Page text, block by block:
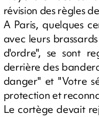
révision des règles
A Paris, quelques
avec leurs
d'ordre", se sont
derrière des
danger" et "Votre
protection et
Le cortège devait